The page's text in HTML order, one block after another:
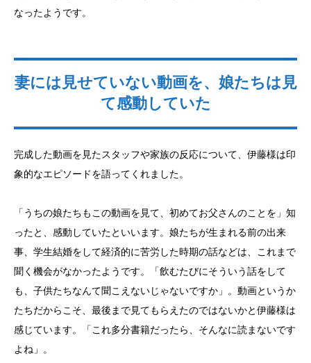
なったようです。
妻には見せていない動画を、娘たちは見
て感動していた
完成した動画を見たスタッフや家族の反応について、伊藤様は印
象的なエピソードを語ってくれました。
「うちの娘たちもこの動画を見て、初めてお父さんのことを」知
ったと、感動していたといいます。娘たちが生まれる前の出来
事、学生結婚をして経済的に苦労した時期の話などは、これまで
聞く機会がなかったようです。「飲むたびにそういう話をして
も、子供たちなんて聞こえないじゃないですか」。動画というか
たちだからこそ、最後まで見てもらえたのではないかと伊藤様は
感じています。「これ多分書籍だったら、そんなに読まないです
よね」。